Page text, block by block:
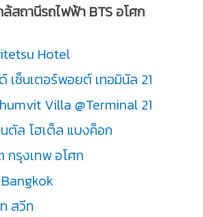
สถานีรถไฟฟ้า BTS อโศก
Hotel
เซ็นเตอร์พอยต์ เทอมินัล 21
Villa @Terminal 21
ตัล โฮเต็ล แบงค็อก
กรุงเทพ อโศก
Bangkok
สวีท